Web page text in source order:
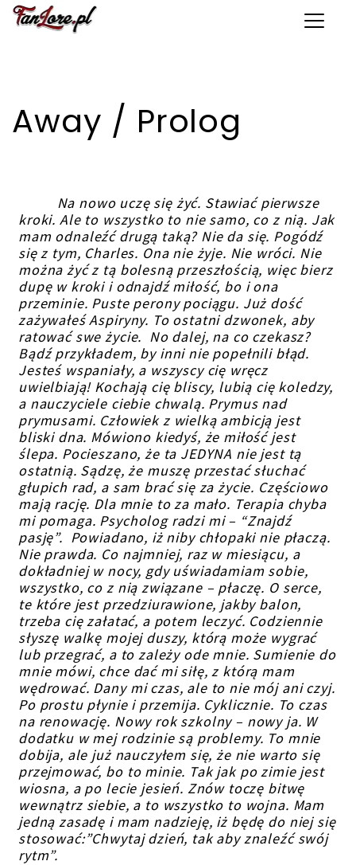
Toggle
Away / Prolog
Na nowo uczę się żyć. Stawiać pierwsze
kroki. Ale to wszystko to nie samo, co z nią. Jak
mam odnaleźć drugą taką? Nie da się. Pogódź
się z tym, Charles. Ona nie żyje. Nie wróci. Nie
można żyć z tą bolesną przeszłością, więc bierz
dupę w kroki i odnajdź miłość, bo i ona
przeminie. Puste perony pociągu. Już dość
zażywałeś Aspiryny. To ostatni dzwonek, aby
ratować swe życie. No dalej, na co czekasz?
Bądź przykładem, by inni nie popełnili błąd.
Jesteś wspaniały, a wszyscy cię wręcz
uwielbiają! Kochają cię bliscy, lubią cię koledzy,
a nauczyciele ciebie chwalą. Prymus nad
prymusami. Człowiek z wielką ambicją jest
bliski dna. Mówiono kiedyś, że miłość jest
ślepa. Pocieszano, że ta JEDYNA nie jest tą
ostatnią. Sądzę, że muszę przestać słuchać
głupich rad, a sam brać się za życie. Częściowo
mają rację. Dla mnie to za mało. Terapia chyba
mi pomaga. Psycholog radzi mi – “Znajdź
pasję”. Powiadano, iż niby chłopaki nie płaczą.
Nie prawda. Co najmniej, raz w miesiącu, a
dokładniej w nocy, gdy uświadamiam sobie,
wszystko, co z nią związane – płaczę. O serce,
te które jest przedziurawione, jakby balon,
trzeba cię załatać, a potem leczyć. Codziennie
słyszę walkę mojej duszy, którą może wygrać
lub przegrać, a to zależy ode mnie. Sumienie do
mnie mówi, chce dać mi siłę, z którą mam
wędrować. Dany mi czas, ale to nie mój ani czyj.
Po prostu płynie i przemija. Cyklicznie. To czas
na renowację. Nowy rok szkolny – nowy ja. W
dodatku w mej rodzinie są problemy. To mnie
dobija, ale już nauczyłem się, że nie warto się
przejmować, bo to minie. Tak jak po zimie jest
wiosna, a po lecie jesień. Znów toczę bitwę
wewnątrz siebie, a to wszystko to wojna. Mam
jedną zasadę i mam nadzieję, iż będę do niej się
stosować:”Chwytaj dzień, tak aby znaleźć swój
rytm”.